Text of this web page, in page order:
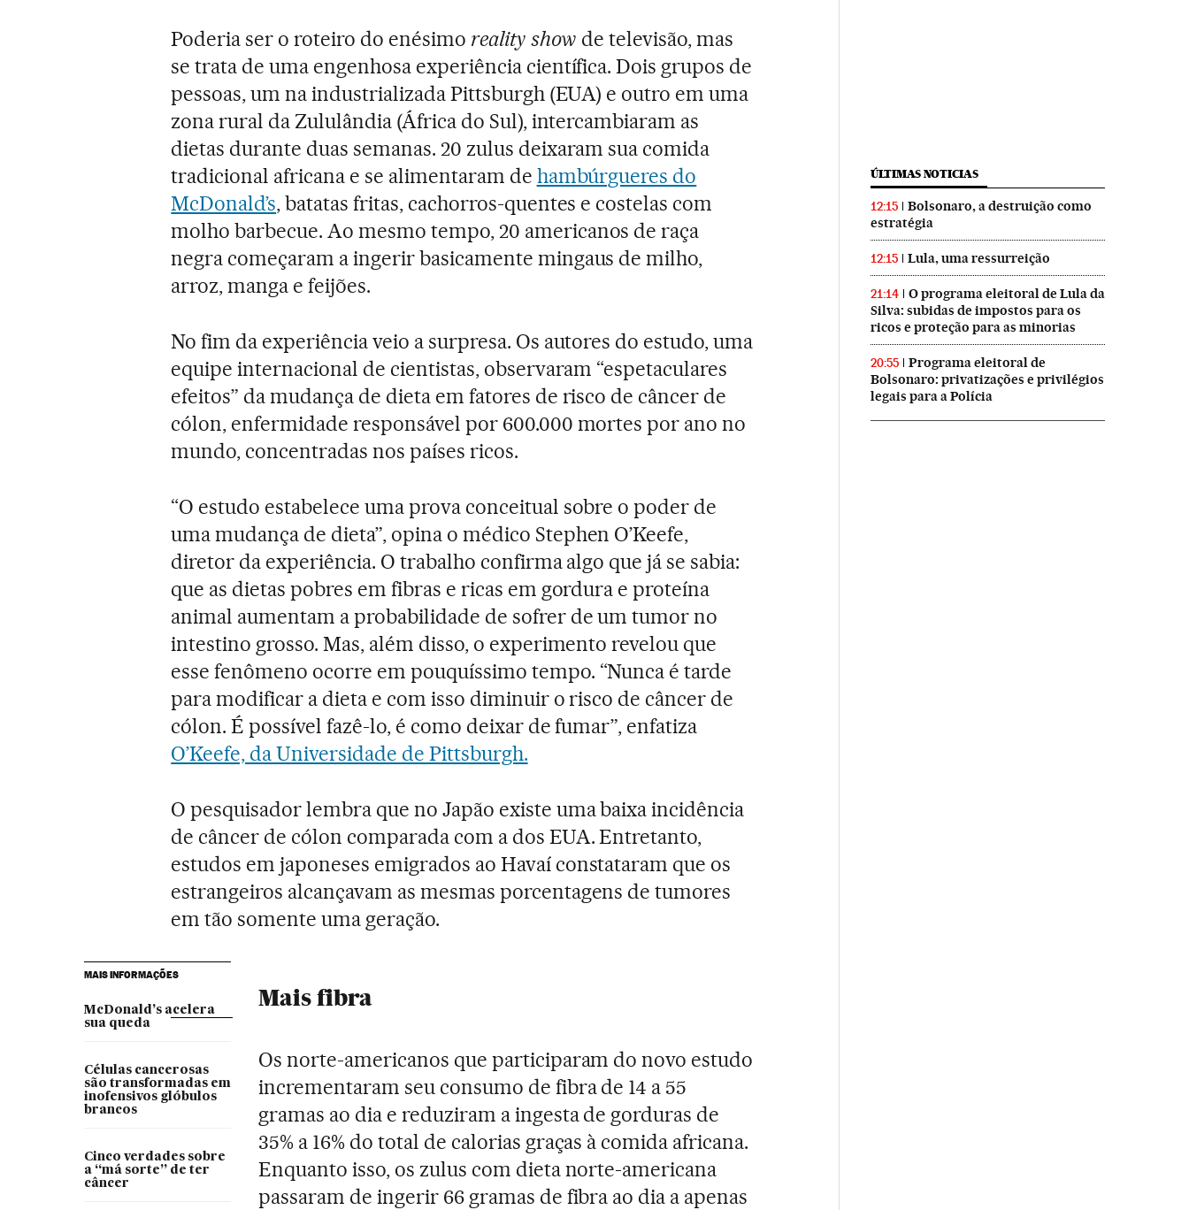
Poderia ser o roteiro do enésimo reality show de televisão, mas
se trata de uma engenhosa experiência científica. Dois grupos de
pessoas, um na industrializada Pittsburgh (EUA) e outro em uma
zona rural da Zululândia (África do Sul), intercambiaram as
dietas durante duas semanas. 20 zulus deixaram sua comida
tradicional africana e se alimentaram de hambúrgueres do
McDonald’s, batatas fritas, cachorros-quentes e costelas com
molho barbecue. Ao mesmo tempo, 20 americanos de raça
negra começaram a ingerir basicamente mingaus de milho,
arroz, manga e feijões.
No fim da experiência veio a surpresa. Os autores do estudo, uma
equipe internacional de cientistas, observaram “espetaculares
efeitos” da mudança de dieta em fatores de risco de câncer de
cólon, enfermidade responsável por 600.000 mortes por ano no
mundo, concentradas nos países ricos.
“O estudo estabelece uma prova conceitual sobre o poder de
uma mudança de dieta”, opina o médico Stephen O’Keefe,
diretor da experiência. O trabalho confirma algo que já se sabia:
que as dietas pobres em fibras e ricas em gordura e proteína
animal aumentam a probabilidade de sofrer de um tumor no
intestino grosso. Mas, além disso, o experimento revelou que
esse fenômeno ocorre em pouquíssimo tempo. “Nunca é tarde
para modificar a dieta e com isso diminuir o risco de câncer de
cólon. É possível fazê-lo, é como deixar de fumar”, enfatiza
O’Keefe, da Universidade de Pittsburgh.
O pesquisador lembra que no Japão existe uma baixa incidência
de câncer de cólon comparada com a dos EUA. Entretanto,
estudos em japoneses emigrados ao Havaí constataram que os
estrangeiros alcançavam as mesmas porcentagens de tumores
em tão somente uma geração.
MAIS INFORMAÇÕES
McDonald’s acelera
sua queda
Células cancerosas
são transformadas em
inofensivos glóbulos
brancos
Cinco verdades sobre
a “má sorte” de ter
câncer
Mais fibra
Os norte-americanos que participaram do novo estudo
incrementaram seu consumo de fibra de 14 a 55
gramas ao dia e reduziram a ingesta de gorduras de
35% a 16% do total de calorias graças à comida africana.
Enquanto isso, os zulus com dieta norte-americana
passaram de ingerir 66 gramas de fibra ao dia a apenas
ÚLTIMAS NOTICIAS
12:15
Bolsonaro, a destruição como
estratégia
12:15 Lula, uma ressurreição
21:14
O programa eleitoral de Lula da
Silva: subidas de impostos para os
ricos e proteção para as minorias
20:55
Programa eleitoral de
Bolsonaro: privatizações e privilégios
legais para a Polícia